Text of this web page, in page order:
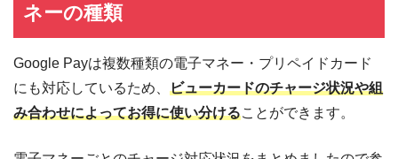
ネーの種類
Google Payは複数種類の電子マネー・プリペイドカード
にも対応しているため、 ビューカードのチャージ状況や組
み合わせによってお得に使い分けることができます。